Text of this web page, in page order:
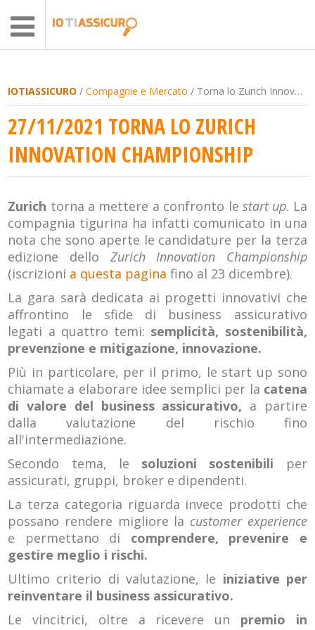
IOTIASSICURO /Compagnie e Mercato / Torna lo Zurich Innovation Championship
27/11/2021 TORNA LO ZURICH
INNOVATION CHAMPIONSHIP
Zurich torna a mettere a confronto lestart up. La
compagnia tigurina ha infatti comunicato in una
nota che sono aperte le candidature per la terza
edizione dello Zurich Innovation Championship
(iscrizioni a questa pagina fino al 23 dicembre).
La gara sarà dedicata ai progetti innovativi che
affrontino le sfide di business assicurativo
legati a quattro temi: semplicità, sostenibilità,
prevenzione e mitigazione, innovazione.
Più in particolare, per il primo, le start up sono
chiamate a elaborare idee semplici per la catena
di valore del business assicurativo, a partire
dalla valutazione del rischio fino
all'intermediazione.
Secondo tema, le soluzioni sostenibili per
assicurati, gruppi, broker e dipendenti.
La terza categoria riguarda invece prodotti che
possano rendere migliore la customer experience
e permettano di comprendere, prevenire e
gestire meglio i rischi.
Ultimo criterio di valutazione, le iniziative per
reinventare il business assicurativo.
Le vincitrici, oltre a ricevere un premio in